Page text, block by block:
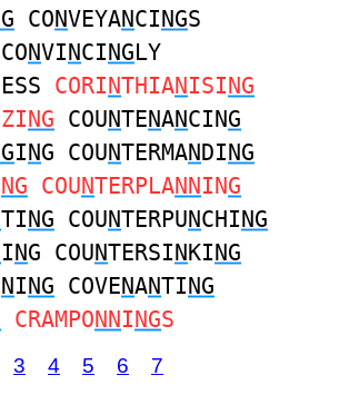
CONVEYANCINGS
CONVINCINGLY
CORINTHIANISING
NG COUNTENANCING
ING COUNTERMANDING
NG COUNTERPLANNING
TING COUNTERPUNCHING
ING COUNTERSINKING
NING COVENANTING
CRAMPONNINGS
3 4 5 6 7